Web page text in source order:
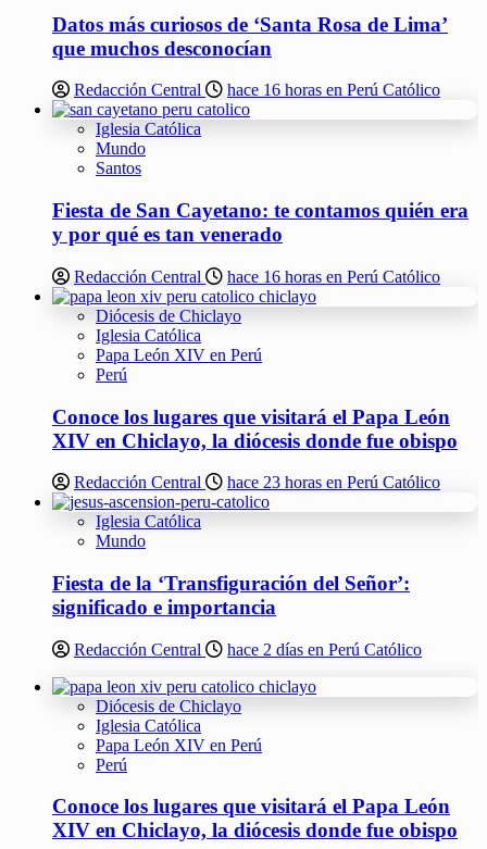
Datos más curiosos de ‘Santa Rosa de Lima’
que muchos desconocían
Redacción Central hace 16 horas en Perú Católico
Iglesia Católica
Mundo
Santos
Fiesta de San Cayetano: te contamos quién era
y por qué es tan venerado
Redacción Central hace 16 horas en Perú Católico
Diócesis de Chiclayo
Iglesia Católica
Papa León XIV en Perú
Perú
Conoce los lugares que visitará el Papa León
XIV en Chiclayo, la diócesis donde fue obispo
Redacción Central hace 23 horas en Perú Católico
Iglesia Católica
Mundo
Fiesta de la ‘Transfiguración del Señor’:
significado e importancia
Redacción Central hace 2 días en Perú Católico
Diócesis de Chiclayo
Iglesia Católica
Papa León XIV en Perú
Perú
Conoce los lugares que visitará el Papa León
XIV en Chiclayo, la diócesis donde fue obispo